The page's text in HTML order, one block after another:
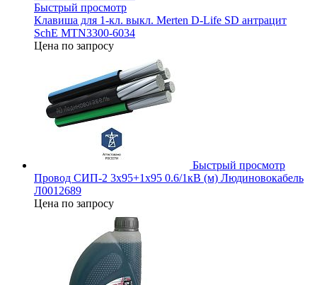
Быстрый просмотр
Клавиша для 1-кл. выкл. Merten D-Life SD антрацит
SchE MTN3300-6034
Цена по запросу
Быстрый просмотр
Провод СИП-2 3х95+1х95 0.6/1кВ (м) Людиновокабель
Л0012689
Цена по запросу